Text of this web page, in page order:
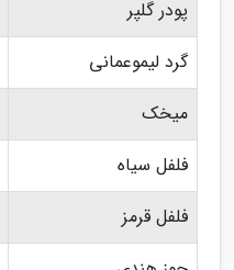
پودر گلپر
گرد لیموعمانی
میخک
فلفل سیاه
فلفل قرمز